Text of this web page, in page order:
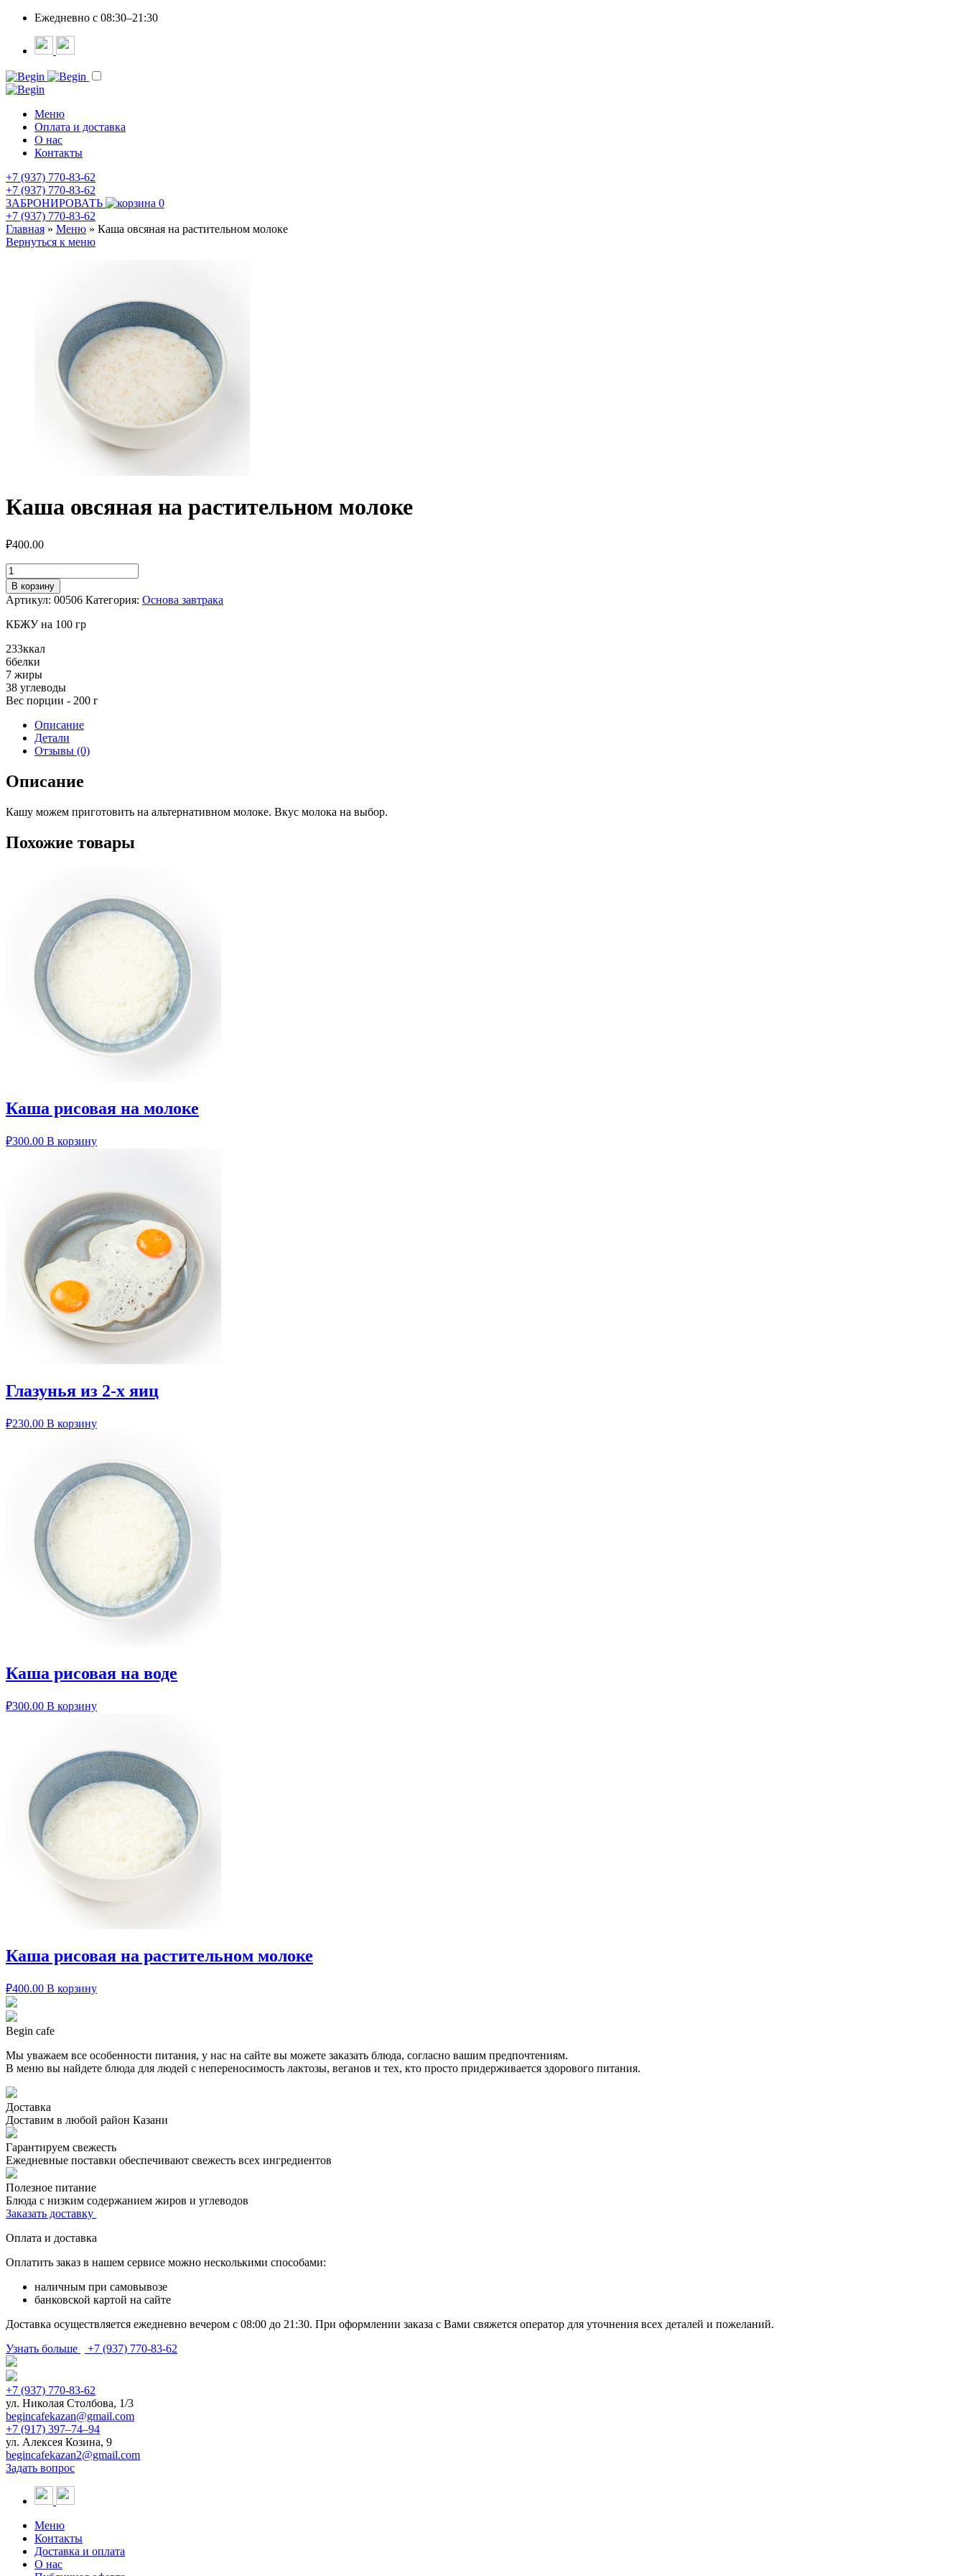
Ежедневно c 08:30–21:30
Меню
Оплата и доставка
О нас
Контакты
+7 (937) 770-83-62
+7 (937) 770-83-62
ЗАБРОНИРОВАТЬ
0
+7 (937) 770-83-62
Главная » Меню » Каша овсяная на растительном молоке
Вернуться к меню
Каша овсяная на растительном молоке
₽400.00
Количество
товара
Каша
овсяная
на
молоке
В корзину
Артикул: 00506 Категория: Основа завтрака
КБЖУ на 100 гр
233ккал
6белки
7 жиры
38 углеводы
Вес порции - 200 г
Описание
Детали
Отзывы (0)
Описание
Кашу можем приготовить на альтернативном молоке. Вкус молока на выбор.
Похожие товары
Каша рисовая на молоке
₽300.00 В корзину
Глазунья из 2-х яиц
₽230.00 В корзину
Каша рисовая на воде
₽300.00 В корзину
Каша рисовая на растительном молоке
₽400.00 В корзину
Begin cafe
Мы уважаем все особенности питания, у нас на сайте вы можете заказать блюда, согласно вашим предпочтениям.
В меню вы найдете блюда для людей с непереносимость лактозы, веганов и тех, кто просто придерживается здорового питания.
Доставка
Доставим в любой район Казани
Гарантируем свежесть
Ежедневные поставки обеспечивают свежесть всех ингредиентов
Полезное питание
Блюда с низким содержанием жиров и углеводов
Заказать доставку
Оплата и доставка
Оплатить заказ в нашем сервисе можно несколькими способами:
наличным при самовывозе
банковской картой на сайте
Доставка осуществляется ежедневно вечером с 08:00 до 21:30. При оформлении заказа с Вами свяжется оператор для уточнения всех деталей и пожеланий.
Узнать больше
+7 (937) 770-83-62
+7 (937) 770-83-62
ул. Николая Столбова, 1/3
begincafekazan@gmail.com
+7 (917) 397‒74‒94
ул. Алексея Козина, 9
begincafekazan2@gmail.com
Задать вопрос
Меню
Контакты
Доставка и оплата
О нас